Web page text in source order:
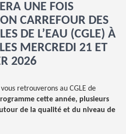
UNE FOIS
CARREFOUR DES
DE L’EAU (CGLE) À
MERCREDI 21 ET
2026
retrouverons au CGLE de
cette année, plusieurs
de la qualité et du niveau de